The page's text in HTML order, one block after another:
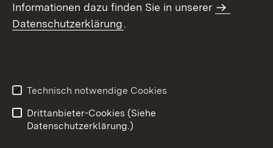
Informationen dazu finden Sie in unserer
Datenschutzerklärung.
Technisch notwendige Cookies
Drittanbieter-Cookies (Siehe
Datenschutzerklärung.)